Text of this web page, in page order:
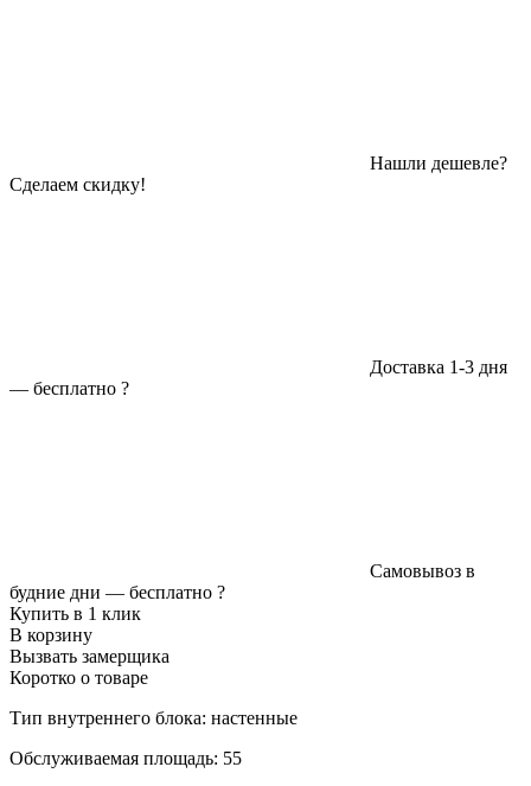
Нашли дешевле?
Сделаем скидку!
Доставка 1-3 дня
— бесплатно ?
Самовывоз в
будние дни — бесплатно ?
Купить в 1 клик
В корзину
Вызвать замерщика
Коротко о товаре
Тип внутреннего блока: настенные
Обслуживаемая площадь: 55